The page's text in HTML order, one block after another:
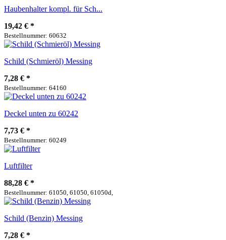
Haubenhalter kompl. für Sch...
19,42 € *
Bestellnummer: 60632
Schild (Schmieröl) Messing
7,28 € *
Bestellnummer: 64160
Deckel unten zu 60242
7,73 € *
Bestellnummer: 60249
Luftfilter
88,28 € *
Bestellnummer: 61050, 61050, 61050d,
Schild (Benzin) Messing
7,28 € *